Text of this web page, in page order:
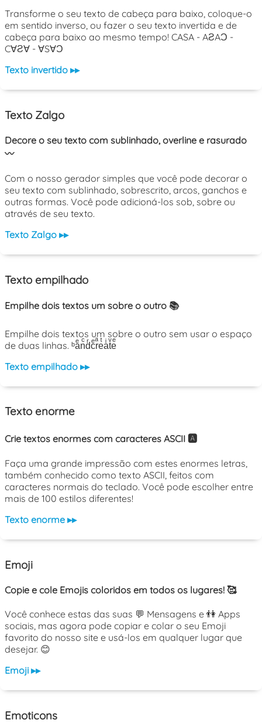
Transforme o seu texto de cabeça para baixo, coloque-o
em sentido inverso, ou fazer o seu texto invertida e de
cabeça para baixo ao mesmo tempo! CASA - AƧAƆ -
C∀Ƨ∀ - ∀S∀Ɔ
Texto invertido ▸▸
Texto Zalgo
Decore o seu texto com sublinhado, overline e rasurado
〰️
Com o nosso gerador simples que você pode decorar o
seu texto com sublinhado, sobrescrito, arcos, ganchos e
outras formas. Você pode adicioná-los sob, sobre ou
através de seu texto.
Texto Zalgo ▸▸
Texto empilhado
Empilhe dois textos um sobre o outro 📚
Empilhe dois textos um sobre o outro sem usar o espaço
de duas linhas. ᵇaͤnͨdͬcͤrͣeͭaͥtͮeͤ
Texto empilhado ▸▸
Texto enorme
Crie textos enormes com caracteres ASCII 🅰️
Faça uma grande impressão com estes enormes letras,
também conhecido como texto ASCII, feitos com
caracteres normais do teclado. Você pode escolher entre
mais de 100 estilos diferentes!
Texto enorme ▸▸
Emoji
Copie e cole Emojis coloridos em todos os lugares! 🥰
Você conhece estas das suas 💬 Mensagens e 👫 Apps
sociais, mas agora pode copiar e colar o seu Emoji
favorito do nosso site e usá-los em qualquer lugar que
desejar. 😊
Emoji ▸▸
Emoticons